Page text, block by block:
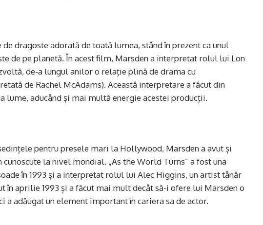
dragoste adorată de toată lumea, stând în prezent ca unul
de pe planetă. În acest film, Marsden a interpretat rolul lui Lon
de-a lungul anilor o relație plină de drama cu
de Rachel McAdams). Această interpretare a făcut din
lume, aducând și mai multă energie acestei producții.
pentru presele mari la Hollywood, Marsden a avut și
la nivel mondial. „As the World Turns” a fost una
în 1993 și a interpretat rolul lui Alec Higgins, un artist tânăr
în aprilie 1993 și a făcut mai mult decât să-i ofere lui Marsden o
a adăugat un element important în cariera sa de actor.